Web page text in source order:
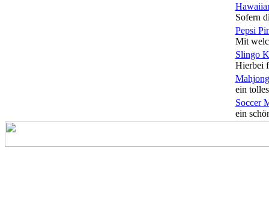
Sofern
Pepsi
Mit
Slingo
Hierbei
ein
Soccer
ein